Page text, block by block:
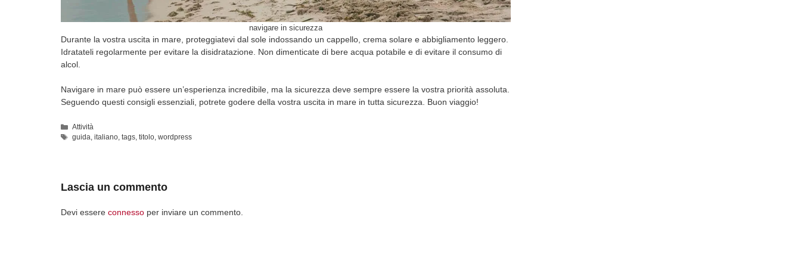
navigare in sicurezza
Durante la vostra uscita in mare, proteggiatevi dal sole indossando un cappello, crema solare e abbigliamento leggero.
Idratateli regolarmente per evitare la disidratazione. Non dimenticate di bere acqua potabile e di evitare il consumo di
alcol.
Navigare in mare può essere un’esperienza incredibile, ma la sicurezza deve sempre essere la vostra priorità assoluta.
Seguendo questi consigli essenziali, potrete godere della vostra uscita in mare in tutta sicurezza. Buon viaggio!
Categorie
Attività
Tag
guida,italiano,tags,titolo,wordpress
Lascia un commento
Devi essere connesso per inviare un commento.